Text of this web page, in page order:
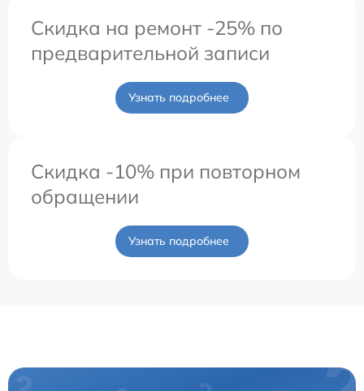
Скидка на ремонт -25% по
предварительной записи
Узнать подробнее
Скидка -10% при повторном
обращении
Узнать подробнее